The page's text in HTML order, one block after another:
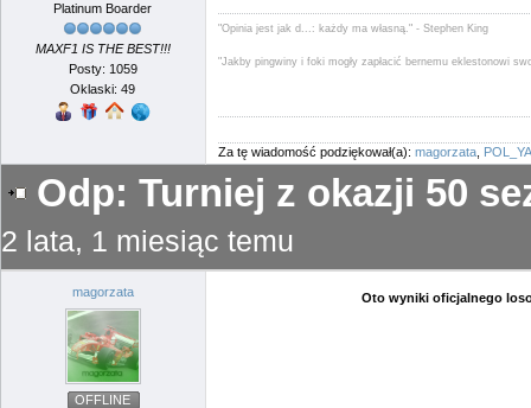
Platinum Boarder
MAXF1 IS THE BEST!!!
Posty: 1059
Oklaski: 49
"Opinia jest jak d...: każdy ma własną." - Stephen King
"Jakby pingwiny i foki mogły zapłacić bernemu eklestonowi
Za tę wiadomość podziękował(a): magorzata
Odp: Turniej z okazji 50
2 lata, 1 miesiąc temu
magorzata
OFFLINE
Oto wyniki oficjalnego